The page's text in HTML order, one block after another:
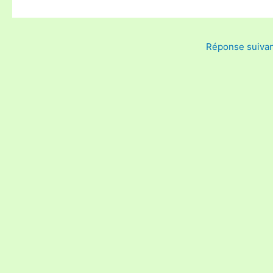
Réponse